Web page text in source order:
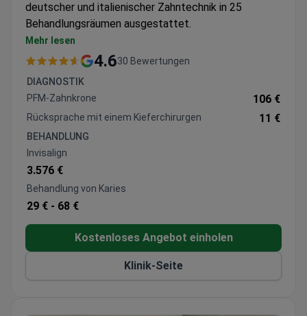
deutscher und italienischer Zahntechnik in 25
Behandlungsräumen ausgestattet.
Bietet schlüsselfertige Implantatpakete von
Nobel und Straumann mit 25 Jahren Garantie auf
Globales Servicenetzwerk für die internationale
Implantatwartung
Mehr lesen
4.630 Bewertungen
DIAGNOSTIK
PFM-Zahnkrone
106 €
Rücksprache mit einem Kieferchirurgen 11 €
BEHANDLUNG
Invisalign
3.576 €
Behandlung von Karies
29 € - 68 €
Kostenloses Angebot einholen
Klinik-Seite